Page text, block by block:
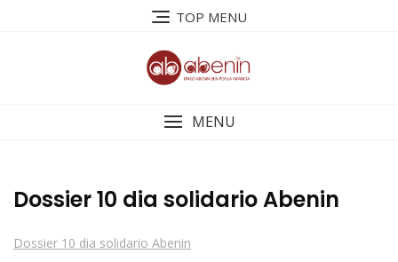
TOP MENU
MENU
Dossier 10 dia solidario Abenin
Dossier 10 dia solidario Abenin